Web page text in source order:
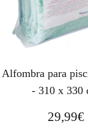
Alfombra para
- 310 x 330
29,99€